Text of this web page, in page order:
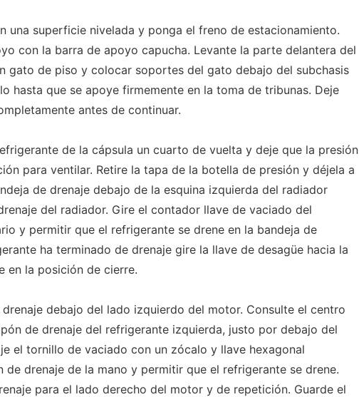
una superficie nivelada y ponga el freno de estacionamiento.
con la barra de apoyo capucha. Levante la parte delantera del
gato de piso y colocar soportes del gato debajo del subchasis
hasta que se apoye firmemente en la toma de tribunas. Deje
antes de continuar.
de la cápsula un cuarto de vuelta y deje que la presión
para ventilar. Retire la tapa de la botella de presión y déjela a
de drenaje debajo de la esquina izquierda del radiador
del radiador. Gire el contador llave de vaciado del
y permitir que el refrigerante se drene en la bandeja de
ha terminado de drenaje gire la llave de desagüe hacia la
en la posición de cierre.
debajo del lado izquierdo del motor. Consulte el centro
de drenaje del refrigerante izquierda, justo por debajo del
el tornillo de vaciado con un zócalo y llave hexagonal
de drenaje de la mano y permitir que el refrigerante se drene.
para el lado derecho del motor y de repetición. Guarde el